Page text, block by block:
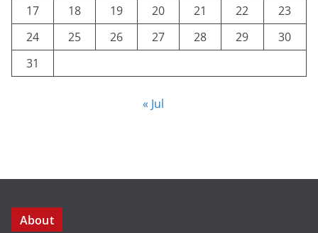
17
18 19 20 21 22
23
24
25 26 27 28 29
30
31
« Jul
About